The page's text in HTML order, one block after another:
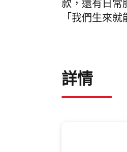
款，還有日常
「我們生來就
詳情